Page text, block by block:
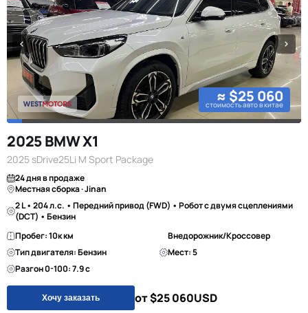
≈ $25 060
стоимость авто в китае
2025 BMW X1
2025 sDrive25Li M Sport Package
24 дня в продаже
Местная сборка · Jinan
2 L • 204 л.с. • Передний привод (FWD) • Робот с двумя сцеплениями
(DCT) • Бензин
Пробег: 10к км
Внедорожник/Кроссовер
Тип двигателя: Бензин
Мест: 5
Разгон 0-100: 7.9 с
Хочу заказать от $25 060USD